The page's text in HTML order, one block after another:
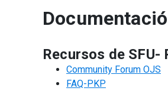
Recursos de SFU-
Community Forum OJS
FAQ-PKP